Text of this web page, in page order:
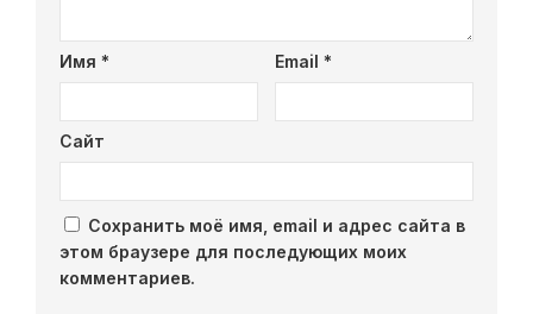
Имя * Email *
Сайт
Сохранить моё имя, email и адрес сайта в
этом браузере для последующих моих
комментариев.